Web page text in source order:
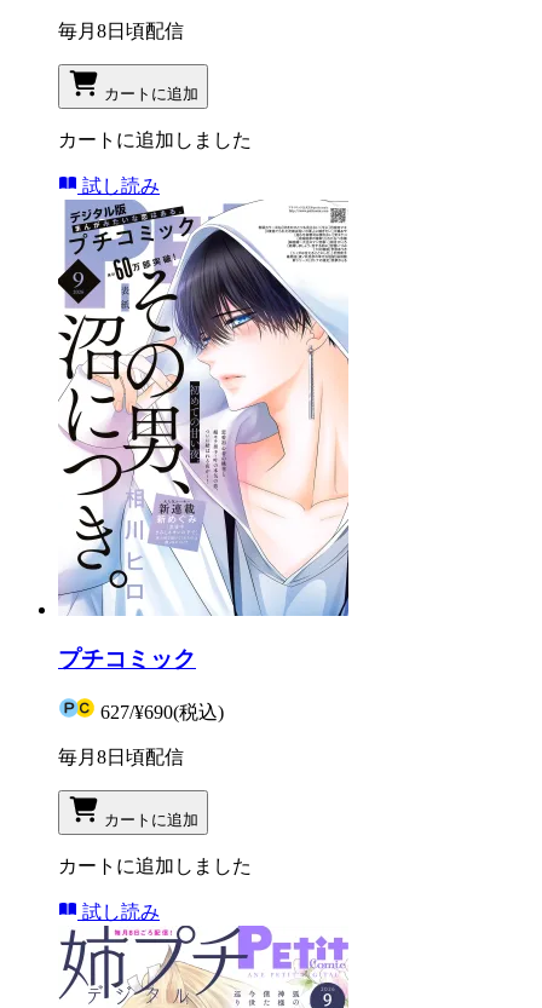
毎月8日頃配信
カートに追加
カートに追加しました
試し読み
プチコミック
627/¥690(税込)
毎月8日頃配信
カートに追加
カートに追加しました
試し読み